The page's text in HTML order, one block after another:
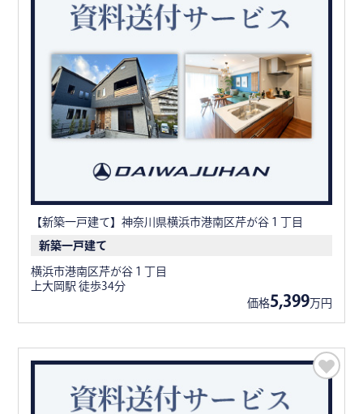
【新築一戸建て】神奈川県横浜市港南区芹が谷１丁目
新築一戸建て
横浜市港南区芹が谷１丁目
上大岡駅 徒歩34分
価格5,399万円